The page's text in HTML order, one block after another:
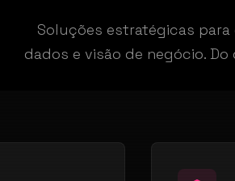
Soluções estratégicas
dados e visão de negócio.